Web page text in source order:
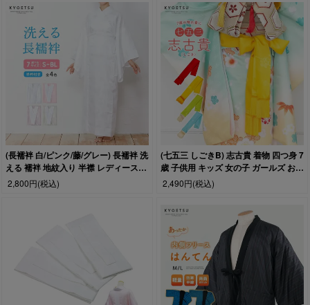
(長襦袢 白/ピンク/藤/グレー) 長襦袢 洗
える 襦袢 地紋入り 半襟 レディース
(rg)
2,800円(税込)
(七五三 しごきB) 志古貴 着物 四つ身 7
歳 子供用 キッズ 女の子 ガールズ お祝
い お正月 雛祭り
2,490円(税込)